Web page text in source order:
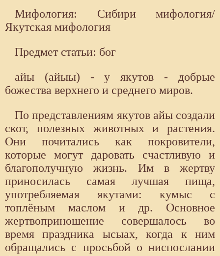
Мифология: Сибири мифология/
Якутская мифология
Предмет статьи: бог
айы (айыы) - у якутов - добрые
божества верхнего и среднего миров.
По представлениям якутов айы создали
скот, полезных животных и растения.
Они почитались как покровители,
которые могут даровать счастливую и
благополучную жизнь. Им в жертву
приносилась самая лучшая пища,
употребляемая якутами: кумыс с
топлёным маслом и др. Основное
жертвоприношение совершалось во
время праздника ысыах, когда к ним
обращались с просьбой о ниспослании